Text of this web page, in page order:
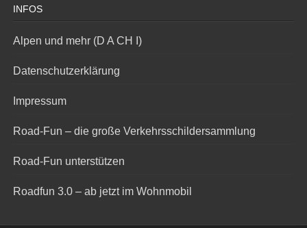
INFOS
Alpen und mehr (D A CH I)
Datenschutzerklärung
Impressum
Road-Fun – die große Verkehrsschildersammlung
Road-Fun unterstützen
Roadfun 3.0 – ab jetzt im Wohnmobil